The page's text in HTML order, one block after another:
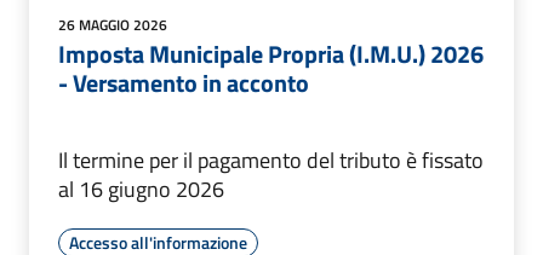
26 MAGGIO 2026
Imposta Municipale Propria (I.M.U.) 2026
- Versamento in acconto
Il termine per il pagamento del tributo è fissato
al 16 giugno 2026
Accesso all'informazione